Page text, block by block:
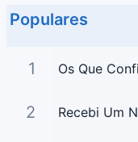
Populares
1 Os Que
2 Recebi Um